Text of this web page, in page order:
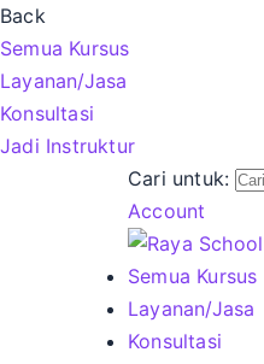
Back
Semua Kursus
Layanan/Jasa
Konsultasi
Jadi Instruktur
Cari untuk:
Account
Semua Kursus
Layanan/Jasa
Konsultasi